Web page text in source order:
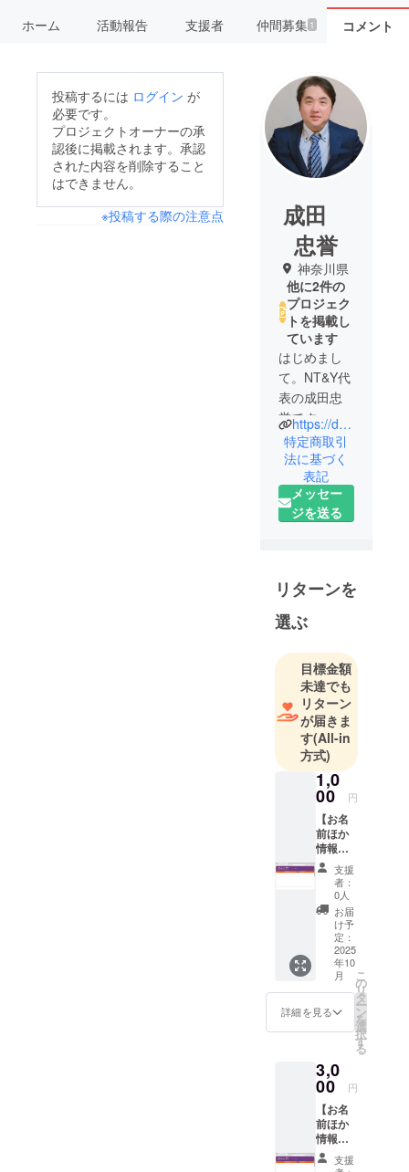
ホーム 活動報告 支援者 仲間募集 1 コメント
投稿するには ログイン が
必要です。
プロジェクトオーナーの承
認後に掲載されます。承認
された内容を削除すること
はできません。
※投稿する際の注意点
成田
忠誉
神奈川県
他に2件の
プロジェク
トを掲載し
ています
はじめまし
て。NT&Y代
表の成田忠
誉です。
30年以上コ
ンピュー
タ・IT業界で
様々なプロ
ジェクトに
の経験を生
かして、ITコ
ンサルティ
サービスを
提供してい
ます。
また、「代
理店・フラ
ンチャイズ
募集情報
【代理店の
窓口】」の
ウェブサー
ビスで多く
の方に収入
を増やす機
会を提供し
ています。
今後は、
「代理店・
フランチャ
イズ募集情
の宣伝に力
を入れサイ
トのアクセ
ス数と利用
者を増やし
https://dt-mado.com
特定商取引
法に基づく
表記
メッセー
ジを送る
リターンを
選ぶ
目標金額
未達でも
リターン
が届きま
す(All-in
方式)
1,0
00 円
【お名
前ほか
情報掲
載】 謝
礼ペー
ジにて
情報掲
載（希
望者の
み）さ
せて頂
きま
す。 ・
名前
（本名
or ニッ
ム） ・
掲載方
法：文
字 ・そ
の他、
掲載希
望の情
支援
者：
0人
お届
け予
定：
2025
年10
月
詳細を見る
こ
の
リ
タ
ー
ン
を
選
択
す
る
3,0
00 円
【お名
前ほか
情報掲
載】 謝
礼ペー
支援